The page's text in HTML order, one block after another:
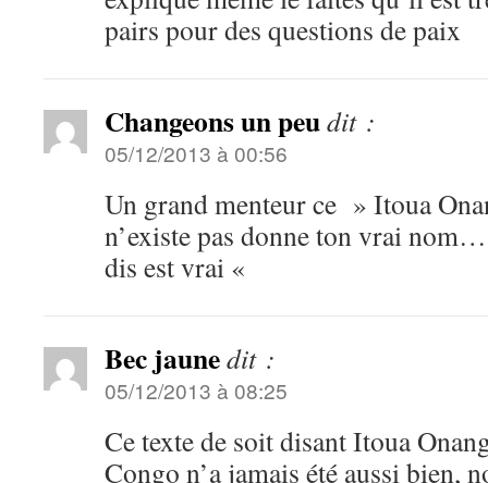
pairs pour des questions de paix
Changeons un peudit :
05/12/2013 à 00:56
Un grand menteur ce » Itoua
n’existe pas donne ton vrai
dis est vrai «
Bec jaunedit :
05/12/2013 à 08:25
Ce texte de soit disant Itoua
Congo n’a jamais été aussi bien,